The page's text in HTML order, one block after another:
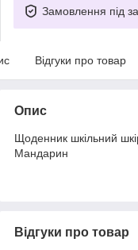
Замовлення під
Відгуки про товар
Опис
Щоденник шкільний
Мандарин
Відгуки про товар